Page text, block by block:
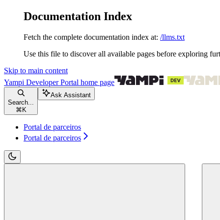
Documentation Index
Fetch the complete documentation index at: /llms.txt
Use this file to discover all available pages before exploring
Skip to main content
Yampi Developer Portal home page
Search...
⌘ K
Ask Assistant
Portal de parceiros
Portal de parceiros